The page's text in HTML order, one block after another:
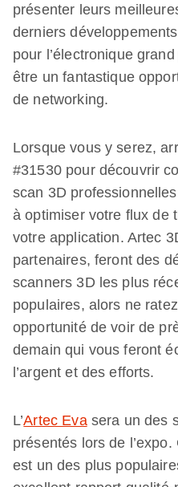
présenter leurs
derniers
pour l’électronique
être un fantastique
de networking.
Lorsque vous y serez,
#31530 pour découvrir
scan 3D
à optimiser votre flux de
votre application. Artec
partenaires, feront des
scanners 3D les plus
populaires, alors ne
opportunité de voir de
demain qui vous feront
l’argent et des efforts.
L’Artec Evasera un des
présentés lors de
est un des plus